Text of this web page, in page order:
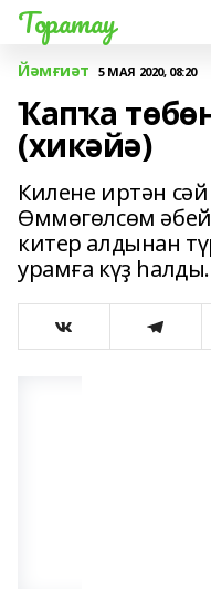
Торатау
Йәмғиәт 5 МАЯ 2020, 08:20
Ҡапҡа
(хикәйә)
Килене иртән сәй
Өммөгөлсөм
китер алдынан
урамға күҙ һалды.